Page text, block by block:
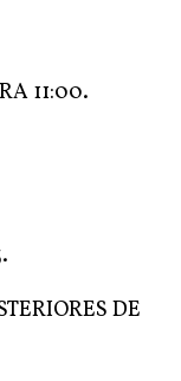
11:00.
DE